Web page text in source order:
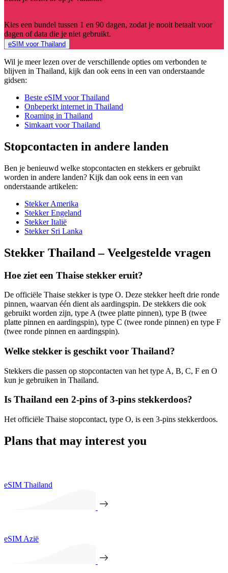
Kies een bundel tussen 1 en 90 dagen, zodat je nooit betaalt voor
dagen of data die je niet gebruikt.
eSIM voor Thailand
Wil je meer lezen over de verschillende opties om verbonden te
blijven in Thailand, kijk dan ook eens in een van onderstaande
gidsen:
Beste eSIM voor Thailand
Onbeperkt internet in Thailand
Roaming in Thailand
Simkaart voor Thailand
Stopcontacten in andere landen
Ben je benieuwd welke stopcontacten en stekkers er gebruikt
worden in andere landen? Kijk dan ook eens in een van
onderstaande artikelen:
Stekker Amerika
Stekker Engeland
Stekker Italië
Stekker Sri Lanka
Stekker Thailand – Veelgestelde vragen
Hoe ziet een Thaise stekker eruit?
De officiële Thaise stekker is type O. Deze stekker heeft drie ronde
pinnen, waarvan één dient als aardingspin. De stekkers die ook
gebruikt worden zijn, type A (twee platte pinnen), type B (twee
platte pinnen en aardingspin), type C (twee ronde pinnen) en type F
(twee ronde pinnen en aardingspin).
Welke stekker is geschikt voor Thailand?
Stekkers die passen op stopcontacten van het type A, B, C, F en O
kun je gebruiken in Thailand.
Is Thailand een 2-pins of 3-pins stekkerdoos?
Het officiële Thaise stopcontact, type O, is een 3-pins stekkerdoos.
Plans that may interest you
eSIM Thailand
eSIM Azië